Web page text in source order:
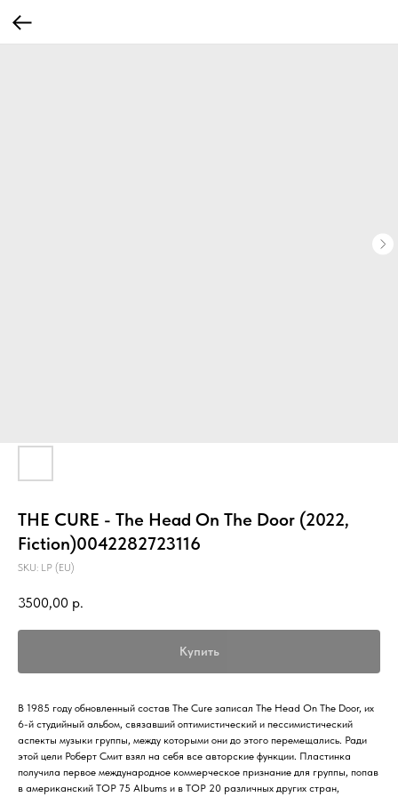
THE CURE - The Head On The Door (2022,
Fiction)0042282723116
SKU: LP (EU)
3500,00 р.
Купить
В 1985 году обновленный состав The Cure записал The Head On The Door, их
6-й студийный альбом, связавший оптимистический и пессимистический
аспекты музыки группы, между которыми они до этого перемещались. Ради
этой цели Роберт Смит взял на себя все авторские функции. Пластинка
получила первое международное коммерческое признание для группы, попав
в американский TOP 75 Albums и в TOP 20 различных других стран,